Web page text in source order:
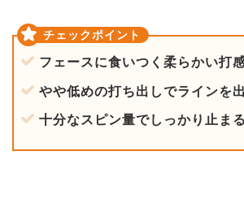
フェースに食いつく柔らかい打
やや低めの打ち出しでラインを
十分なスピン量でしっかり止まる